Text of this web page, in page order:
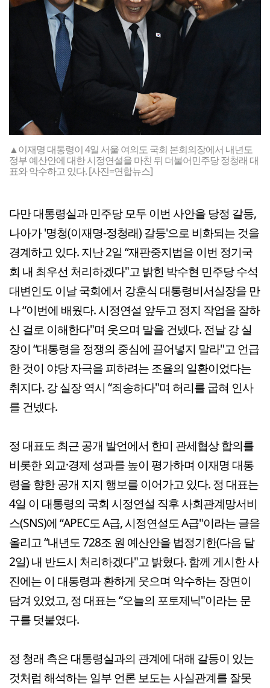
▲이재명 대통령이 4일 서울 여의도 국회 본회의장에서 내년도
정부 예산안에 대한 시정연설을 마친 뒤 더불어민주당 정청래 대
표와 악수하고 있다. [사진=연합뉴스]
다만 대통령실과 민주당 모두 이번 사안을 당정 갈등,
나아가 '명청(이재명-정청래) 갈등'으로 비화되는 것을
경계하고 있다. 지난 2일 “재판중지법을 이번 정기국
회 내 최우선 처리하겠다"고 밝힌 박수현 민주당 수석
대변인도 이날 국회에서 강훈식 대통령비서실장을 만
나 “이번에 배웠다. 시정연설 앞두고 정지 작업을 잘하
신 걸로 이해한다"며 웃으며 말을 건넸다. 전날 강 실
장이 “대통령을 정쟁의 중심에 끌어넣지 말라"고 언급
한 것이 야당 자극을 피하려는 조율의 일환이었다는
취지다. 강 실장 역시 “죄송하다"며 허리를 굽혀 인사
를 건넸다.
정 대표도 최근 공개 발언에서 한미 관세협상 합의를
비롯한 외교·경제 성과를 높이 평가하며 이재명 대통
령을 향한 공개 지지 행보를 이어가고 있다. 정 대표는
4일 이 대통령의 국회 시정연설 직후 사회관계망서비
스(SNS)에 “APEC도 A급, 시정연설도 A급"이라는 글을
올리고 “내년도 728조 원 예산안을 법정기한(다음 달
2일) 내 반드시 처리하겠다"고 밝혔다. 함께 게시한 사
진에는 이 대통령과 환하게 웃으며 악수하는 장면이
담겨 있었고, 정 대표는 “오늘의 포토제닉"이라는 문
구를 덧붙였다.
정 청래 측은 대통령실과의 관계에 대해 갈등이 있는
것처럼 해석하는 일부 언론 보도는 사실관계를 잘못